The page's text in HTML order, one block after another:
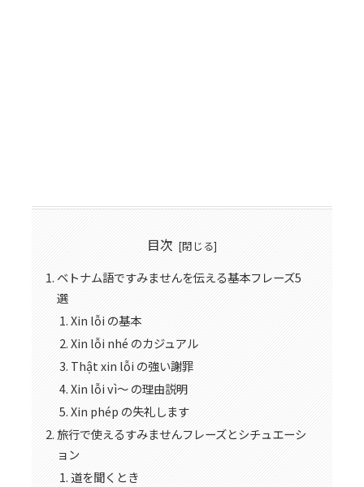
目次
ベトナム語ですみませんを伝える基本フレーズ5
選
Xin lỗi の基本
Xin lỗi nhé のカジュアル
Thật xin lỗi の強い謝罪
Xin lỗi vì〜 の理由説明
Xin phép の失礼します
旅行で使えるすみませんフレーズとシチュエーシ
ョン
道を聞くとき